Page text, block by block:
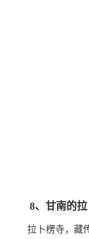
8、甘南的拉
拉卜楞寺，藏传